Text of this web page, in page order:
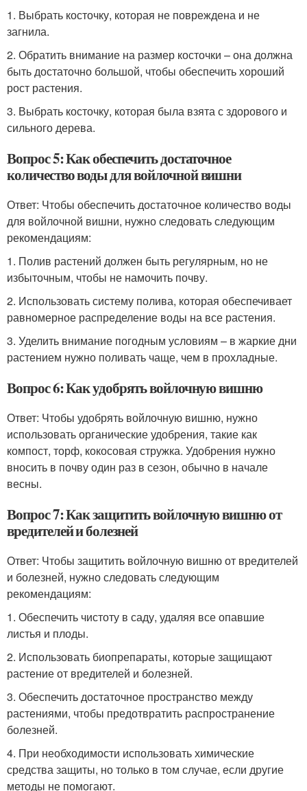
1. Выбрать косточку, которая не повреждена и не
загнила.
2. Обратить внимание на размер косточки – она должна
быть достаточно большой, чтобы обеспечить хороший
рост растения.
3. Выбрать косточку, которая была взята с здорового и
сильного дерева.
Вопрос 5: Как обеспечить достаточное
количество воды для войлочной вишни
Ответ: Чтобы обеспечить достаточное количество воды
для войлочной вишни, нужно следовать следующим
рекомендациям:
1. Полив растений должен быть регулярным, но не
избыточным, чтобы не намочить почву.
2. Использовать систему полива, которая обеспечивает
равномерное распределение воды на все растения.
3. Уделить внимание погодным условиям – в жаркие дни
растением нужно поливать чаще, чем в прохладные.
Вопрос 6: Как удобрять войлочную вишню
Ответ: Чтобы удобрять войлочную вишню, нужно
использовать органические удобрения, такие как
компост, торф, кокосовая стружка. Удобрения нужно
вносить в почву один раз в сезон, обычно в начале
весны.
Вопрос 7: Как защитить войлочную вишню от
вредителей и болезней
Ответ: Чтобы защитить войлочную вишню от вредителей
и болезней, нужно следовать следующим
рекомендациям:
1. Обеспечить чистоту в саду, удаляя все опавшие
листья и плоды.
2. Использовать биопрепараты, которые защищают
растение от вредителей и болезней.
3. Обеспечить достаточное пространство между
растениями, чтобы предотвратить распространение
болезней.
4. При необходимости использовать химические
средства защиты, но только в том случае, если другие
методы не помогают.